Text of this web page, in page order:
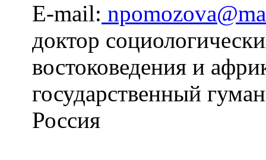
E-mail:
доктор
востоковедения и
государственный
Россия